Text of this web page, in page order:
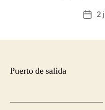
2
Puerto de salida